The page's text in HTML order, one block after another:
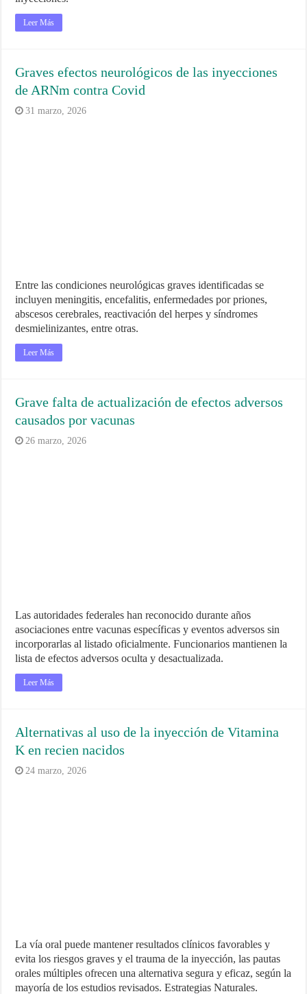
Leer Más
Graves efectos neurológicos de las inyecciones
de ARNm contra Covid
31 marzo, 2026
Entre las condiciones neurológicas graves identificadas se
incluyen meningitis, encefalitis, enfermedades por priones,
abscesos cerebrales, reactivación del herpes y síndromes
desmielinizantes, entre otras.
Leer Más
Grave falta de actualización de efectos adversos
causados por vacunas
26 marzo, 2026
Las autoridades federales han reconocido durante años
asociaciones entre vacunas específicas y eventos adversos sin
incorporarlas al listado oficialmente. Funcionarios mantienen la
lista de efectos adversos oculta y desactualizada.
Leer Más
Alternativas al uso de la inyección de Vitamina
K en recien nacidos
24 marzo, 2026
La vía oral puede mantener resultados clínicos favorables y
evita los riesgos graves y el trauma de la inyección, las pautas
orales múltiples ofrecen una alternativa segura y eficaz, según la
mayoría de los estudios revisados. Estrategias Naturales.